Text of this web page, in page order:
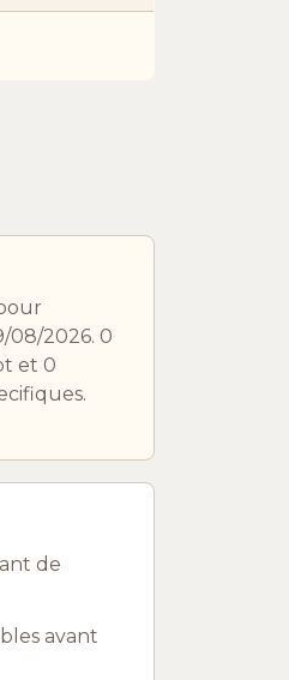
08/2026. 0
et 0
de
avant